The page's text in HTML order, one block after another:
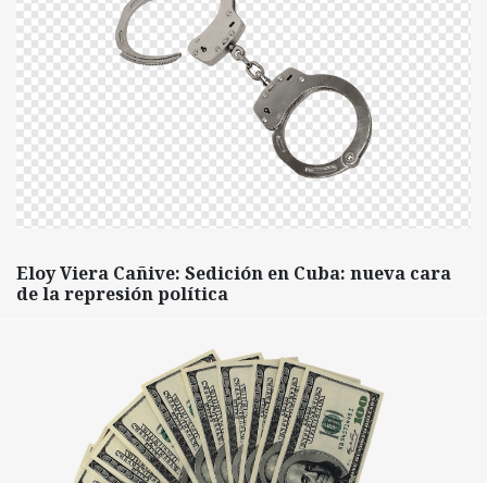
Eloy Viera Cañive: Sedición en Cuba: nueva cara
de la represión política